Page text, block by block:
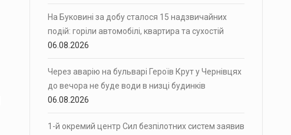
На Буковині за добу сталося 15 надзвичайних
подій: горіли автомобілі, квартира та сухостій
06.08.2026
Через аварію на бульварі Героїв Крут у Чернівцях
до вечора не буде води в низці будинків
06.08.2026
1-й окремий центр Сил безпілотних систем заявив